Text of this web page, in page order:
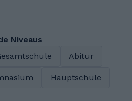
Niveaus
Abitur
Hauptschule